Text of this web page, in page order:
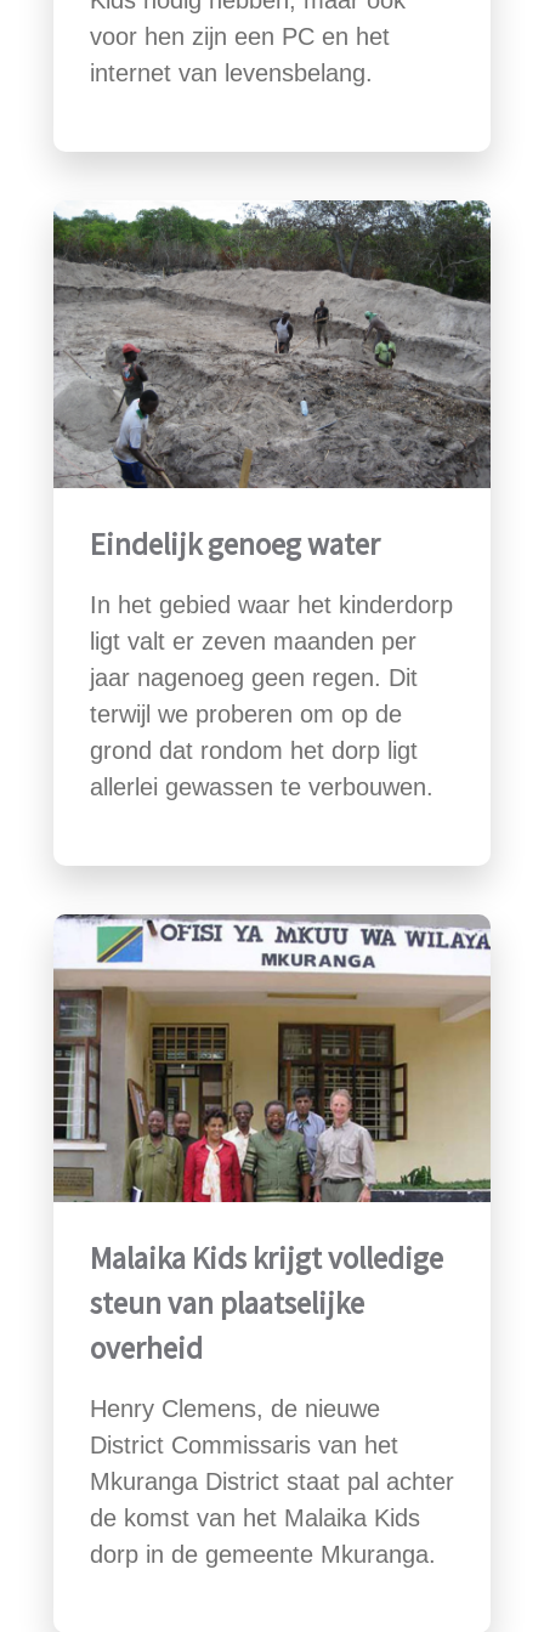
voor hen zijn een PC en het
internet van levensbelang.
Eindelijk genoeg water
In het gebied waar het kinderdorp
ligt valt er zeven maanden per
jaar nagenoeg geen regen. Dit
terwijl we proberen om op de
grond dat rondom het dorp ligt
allerlei gewassen te verbouwen.
Malaika Kids krijgt volledige
steun van plaatselijke
overheid
Henry Clemens, de nieuwe
District Commissaris van het
Mkuranga District staat pal achter
de komst van het Malaika Kids
dorp in de gemeente Mkuranga.